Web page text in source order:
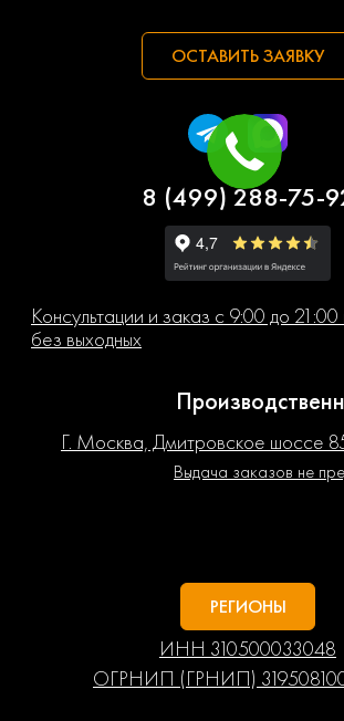
ОСТАВИТЬ ЗАЯВКУ
8 (499) 288-75-
Консультации и заказ с 9:00 до
без выходных
Г. Москва, Дмитровское шоссе
Выдача заказов не
РЕГИОНЫ
ИНН 310500033048
ОГРНИП (ГРНИП)